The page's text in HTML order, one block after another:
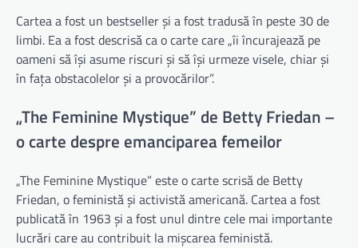
Cartea a fost un bestseller și a fost tradusă în peste 30 de
limbi. Ea a fost descrisă ca o carte care „îi încurajează pe
oameni să își asume riscuri și să își urmeze visele, chiar și
în fața obstacolelor și a provocărilor”.
„The Feminine Mystique” de Betty Friedan –
o carte despre emanciparea femeilor
„The Feminine Mystique” este o carte scrisă de Betty
Friedan, o feministă și activistă americană. Cartea a fost
publicată în 1963 și a fost unul dintre cele mai importante
lucrări care au contribuit la mișcarea feministă.